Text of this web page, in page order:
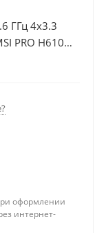
ГГц 4x3.3
PRO H610M-
DDR4 32Gb,
оформлении
интернет-